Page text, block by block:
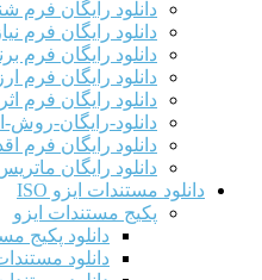
دانلود رایگان فرم
دانلود رایگان فرم
دانلود رایگان فرم
دانلود رایگان فرم
دانلود رایگان فرم
دانلود-رایگان-
دانلود رایگان فرم
دانلود رایگان
دانلود مستندات ایزو ISO
پکیج مستندات ایزو
دانلود پکیج
دانلود مستندات